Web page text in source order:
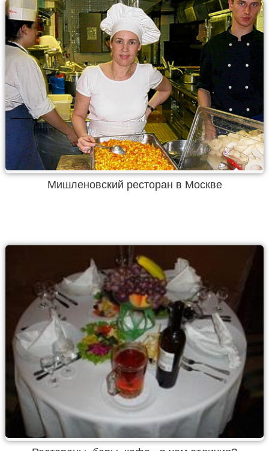
Мишленовский ресторан в Москве